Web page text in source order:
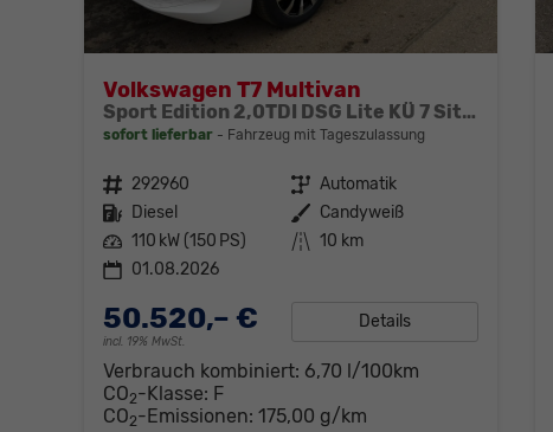
Volkswagen T7 Multivan
Sport Edition 2,0TDI DSG Lite KÜ 7 Sitzer
sofort lieferbar Fahrzeug mit Tageszulassung
Fahrzeugnr. 292960 Getriebe Automatik
Kraftstoff Diesel Außenfarbe Candyweiß
Leistung 110 kW (150 PS) Kilometerstand 10 km
01.08.2026
50.520,– €
incl. 19% MwSt.
Details
Verbrauch kombiniert: 6,70 l/100km
CO2-Klasse: F
CO2-Emissionen: 175,00 g/km